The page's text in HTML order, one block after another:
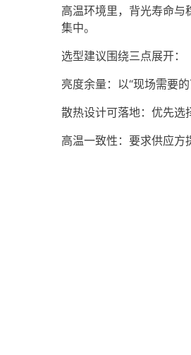
高温环境里，背光寿命
集中。
选型建议围绕三点展开：
亮度余量：以“现场需要
散热设计可落地：优先选
高温一致性：要求供应方